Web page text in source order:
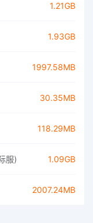
1.21GB
1.93GB
1997.58MB
30.35MB
118.29MB
服) 1.09GB
2007.24MB